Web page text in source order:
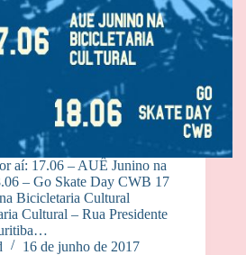
aí: 17.06 – AUÊ Junino na
– Go Skate Day CWB 17
Bicicletaria Cultural
Cultural – Rua Presidente
16 de junho de 2017